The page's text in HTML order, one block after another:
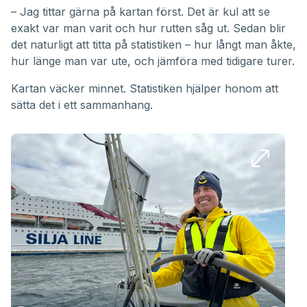
– Jag tittar gärna på kartan först. Det är kul att se
exakt var man varit och hur rutten såg ut. Sedan blir
det naturligt att titta på statistiken – hur långt man åkte,
hur länge man var ute, och jämföra med tidigare turer.
Kartan väcker minnet. Statistiken hjälper honom att
sätta det i ett sammanhang.